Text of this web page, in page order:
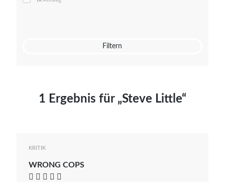
Mato von Vogelstein
Filtern
1 Ergebnis für „Steve Little“
KRITIK
WRONG COPS
    